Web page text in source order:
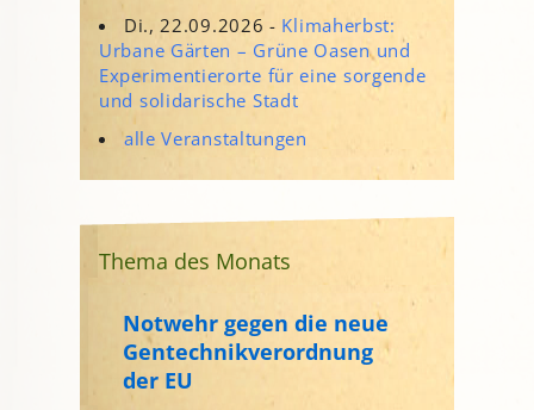
Di., 22.09.2026 - Klimaherbst:
Urbane Gärten – Grüne Oasen und
Experimentierorte für eine sorgende
und solidarische Stadt
alle Veranstaltungen
Thema des Monats
Notwehr gegen die neue
Gentechnikverordnung
der EU